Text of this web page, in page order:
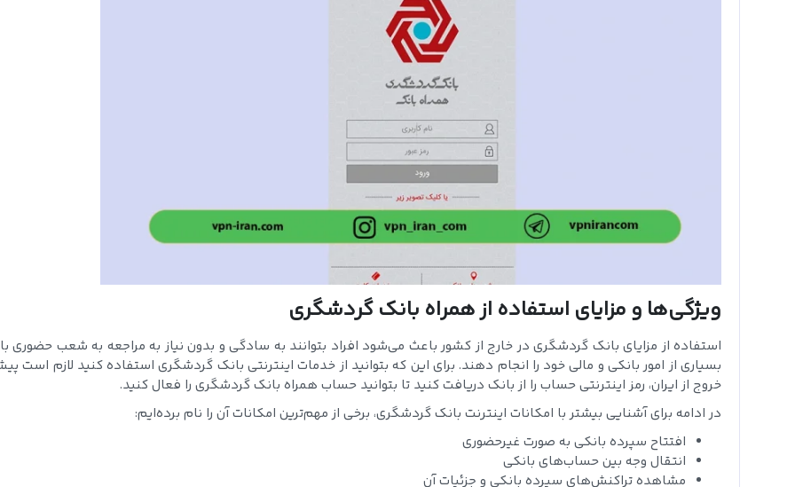
ویژگی‌ها و مزایای استفاده از همراه بانک گردشگری
استفاده از مزایای بانک گردشگری در خارج از کشور باعث می‌شود افراد بتوانند به سادگی و بدون نیاز به مراجعه به شعب حضوری
بسیاری از امور بانکی و مالی خود را انجام دهند. برای این که بتوانید از خدمات اینترنتی بانک گردشگری استفاده کنید لازم است
خروج از ایران، رمز اینترنتی حساب را از بانک دریافت کنید تا بتوانید حساب همراه بانک گردشگری را فعال کنید.
در ادامه برای آشنایی بیشتر با امکانات اینترنت بانک گردشگری، برخی از مهم‌ترین امکانات آن را نام برده‌ایم:
افتتاح سپرده بانکی به صورت غیرحضوری
انتقال وجه بین حساب‌های بانکی
مشاهده تراکنش‌های سپرده بانکی و جزئیات آن